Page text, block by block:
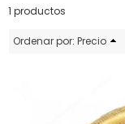
1 productos
Ordenar por: Precio